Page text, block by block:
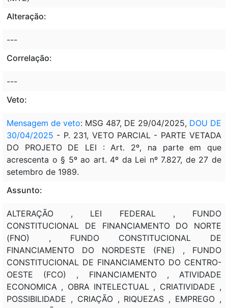
Alteração:
---
Correlação:
---
Veto:
Mensagem de veto: MSG 487, DE 29/04/2025, DOU DE
30/04/2025 - P. 231, VETO PARCIAL - PARTE VETADA
DO PROJETO DE LEI : Art. 2º, na parte em que
acrescenta o § 5º ao art. 4º da Lei nº 7.827, de 27 de
setembro de 1989.
Assunto:
ALTERAÇÃO , LEI FEDERAL , FUNDO
CONSTITUCIONAL DE FINANCIAMENTO DO NORTE
(FNO) , FUNDO CONSTITUCIONAL DE
FINANCIAMENTO DO NORDESTE (FNE) , FUNDO
CONSTITUCIONAL DE FINANCIAMENTO DO CENTRO-
OESTE (FCO) , FINANCIAMENTO , ATIVIDADE
ECONOMICA , OBRA INTELECTUAL , CRIATIVIDADE ,
POSSIBILIDADE , CRIAÇÃO , RIQUEZAS , EMPREGO ,